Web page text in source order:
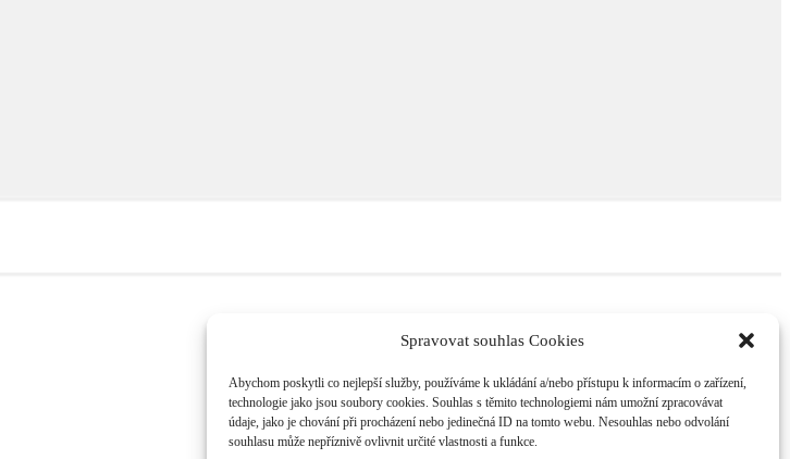
Spravovat souhlas Cookies
Abychom poskytli co nejlepší služby, používáme k ukládání a/nebo přístupu k informacím o zařízení,
technologie jako jsou soubory cookies. Souhlas s těmito technologiemi nám umožní zpracovávat
údaje, jako je chování při procházení nebo jedinečná ID na tomto webu. Nesouhlas nebo odvolání
souhlasu může nepříznivě ovlivnit určité vlastnosti a funkce.